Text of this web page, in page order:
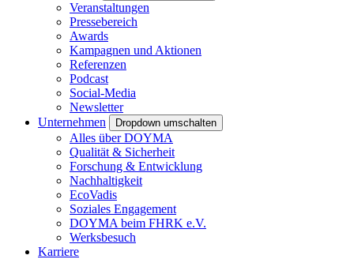
Veranstaltungen
Pressebereich
Awards
Kampagnen und Aktionen
Referenzen
Podcast
Social-Media
Newsletter
Unternehmen
Dropdown umschalten
Alles über DOYMA
Qualität & Sicherheit
Forschung & Entwicklung
Nachhaltigkeit
EcoVadis
Soziales Engagement
DOYMA beim FHRK e.V.
Werksbesuch
Karriere